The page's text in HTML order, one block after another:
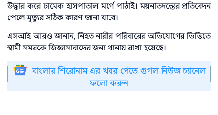
উদ্ধার করে ঢামেক হাসপাতাল মর্গে পাঠাই। ময়নাতদন্তের প্রতিবেদন
পেলে মৃত্যুর সঠিক কারণ জানা যাবে।
এসআই আরও জানান, নিহত নারীর পরিবারের অভিযোগের ভিত্তিতে
স্বামী সমরকে জিজ্ঞাসাবাদের জন্য থানায় রাখা হয়েছে।
বাংলার শিরোনাম এর খবর পেতে গুগল নিউজ চ্যানেল
ফলো করুন